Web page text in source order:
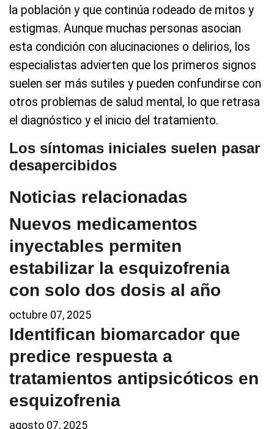
la población y que continúa rodeado de mitos y
estigmas. Aunque muchas personas asocian
esta condición con alucinaciones o delirios, los
especialistas advierten que los primeros signos
suelen ser más sutiles y pueden confundirse con
otros problemas de salud mental, lo que retrasa
el diagnóstico y el inicio del tratamiento.
Los síntomas iniciales suelen pasar
desapercibidos
Noticias relacionadas
Nuevos medicamentos
inyectables permiten
estabilizar la esquizofrenia
con solo dos dosis al año
octubre 07, 2025
Identifican biomarcador que
predice respuesta a
tratamientos antipsicóticos en
esquizofrenia
agosto 07, 2025